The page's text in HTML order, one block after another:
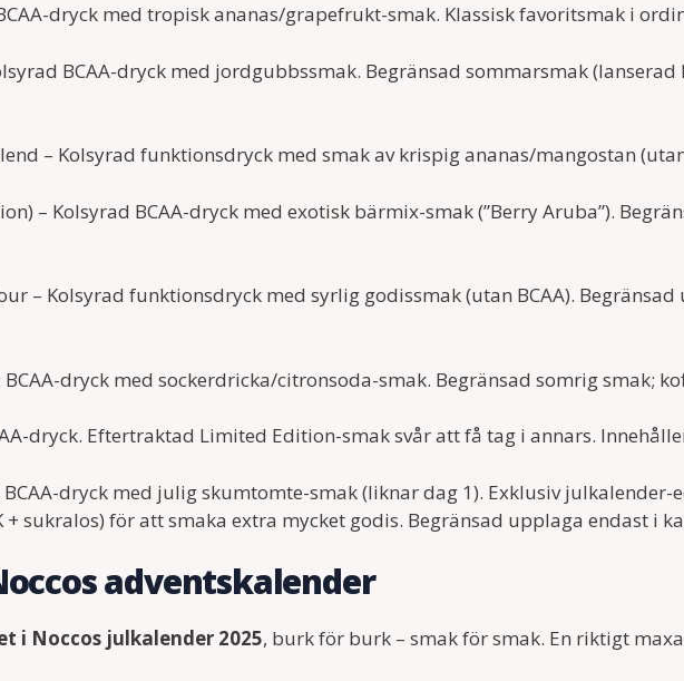
dryck med tropisk ananas/grapefrukt-smak. Klassisk favoritsmak i
BCAA-dryck med jordgubbssmak. Begränsad sommarsmak
– Kolsyrad funktionsdryck med smak av krispig ananas/mangostan
– Kolsyrad BCAA-dryck med exotisk bärmix-smak (”Berry Aruba”).
– Kolsyrad funktionsdryck med syrlig godissmak (utan BCAA).
BCAA-dryck med sockerdricka/citronsoda-smak. Begränsad somrig smak;
dryck. Eftertraktad Limited Edition-smak svår att få tag i annars.
BCAA-dryck med julig skumtomte-smak (liknar dag 1). Exklusiv
+ sukralos) för att smaka extra mycket godis. Begränsad upplaga endast i
adventskalender
i Noccos julkalender 2025, burk för burk – smak för smak. En riktigt